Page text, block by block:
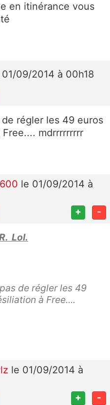
en itinérance vous
09/2014 à 00h18
régler les 49 euros
mdrrrrrrrrr
le 01/09/2014 à
+ -
Lol.
de régler les 49
à Free....
le 01/09/2014 à
+ -